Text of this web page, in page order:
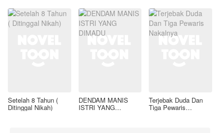
Setelah 8 Tahun (
Ditinggal Nikah)
DENDAM MANIS
ISTRI YANG
Terjebak Duda Dan
Tiga Pewaris